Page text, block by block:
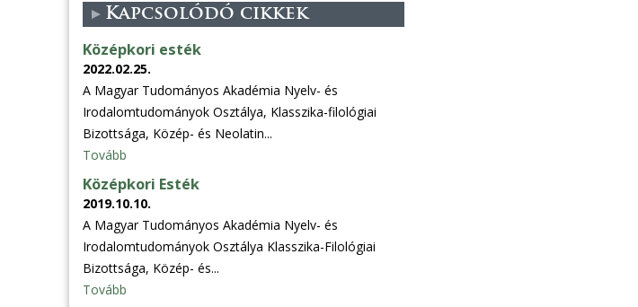
Kapcsolódó cikkek
Középkori esték
2022.02.25.
A Magyar Tudományos Akadémia Nyelv- és
Irodalomtudományok Osztálya, Klasszika-filológiai
Bizottsága, Közép- és Neolatin...
Tovább
Középkori Esték
2019.10.10.
A Magyar Tudományos Akadémia Nyelv- és
Irodalomtudományok Osztálya Klasszika-Filológiai
Bizottsága, Közép- és...
Tovább